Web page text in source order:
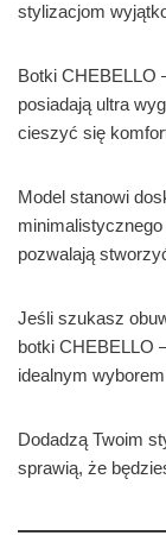
stylizacjom
Botki CHEBELLO
posiadają ultra
cieszyć się
Model stanowi
pozwalają
Jeśli szukasz
botki CHEBELLO
idealnym wyborem
Dodadzą Twoim
sprawią, że